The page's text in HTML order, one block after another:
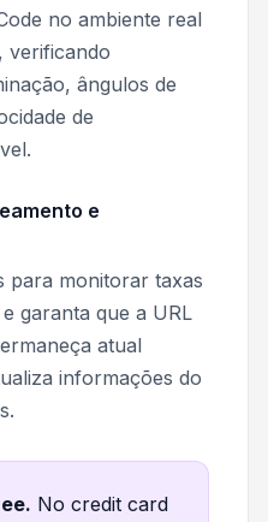
no ambiente real
verificando
ângulos de
de
e
para monitorar taxas
garanta que a URL
atual
informações do
. No credit card